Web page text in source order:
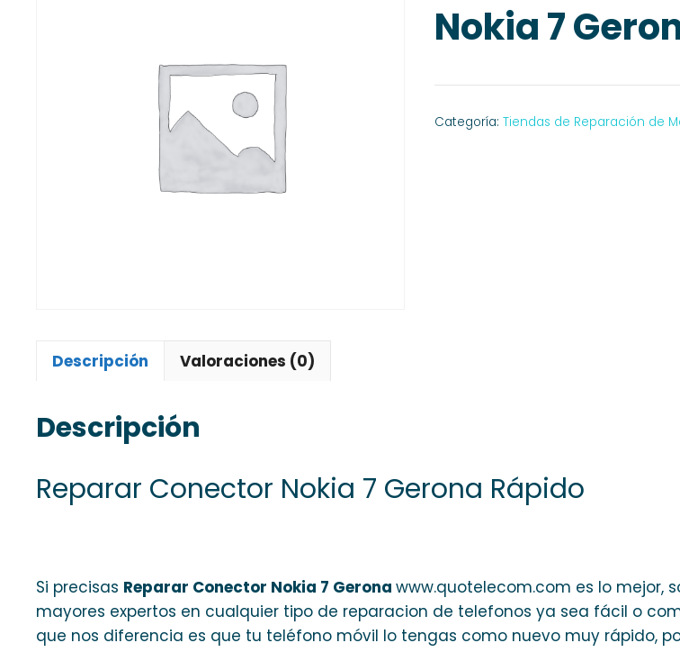
Nokia 7
Categoría:Tiendas de Reparación de
Descripción Valoraciones (0)
Descripción
Reparar Conector Nokia 7 Gerona Rápido
Si precisas Reparar Conector Nokia 7 Gerona www.quotelecom.com es lo mejor,
mayores expertos en cualquier tipo de reparacion de telefonos ya sea fácil o
que nos diferencia es que tu teléfono móvil lo tengas como nuevo muy rápido,